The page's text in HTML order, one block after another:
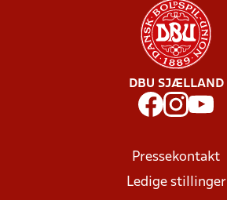
DBU SJÆLLAND
Pressekontakt
Ledige stillinger